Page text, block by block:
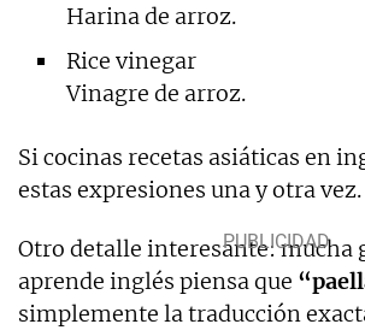
Harina de arroz.
Rice vinegar
Vinagre de arroz.
Si cocinas recetas asiáticas en
estas expresiones una y otra vez.
Otro detalle interesante: mucha
aprende inglés piensa que
simplemente la traducción